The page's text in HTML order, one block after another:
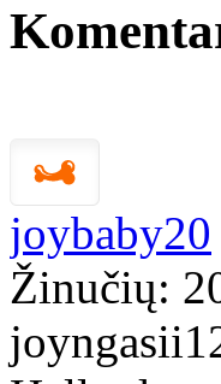
joybaby20
Žinučių: